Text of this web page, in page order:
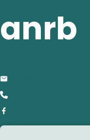
anrb
adresse